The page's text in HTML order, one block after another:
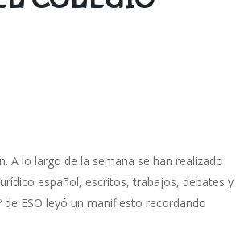
A lo largo de la semana se han realizado
español, escritos, trabajos, debates y
ESO leyó un manifiesto recordando